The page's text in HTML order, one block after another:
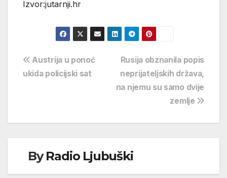
Izvor:jutarnji.hr
Navigacija
objava
Rusija obznanila popis
neprijateljskih država,
na njemu su samo dvije
zemlje
Austrija u ponoć
ukida policijski sat
ByRadio Ljubuški